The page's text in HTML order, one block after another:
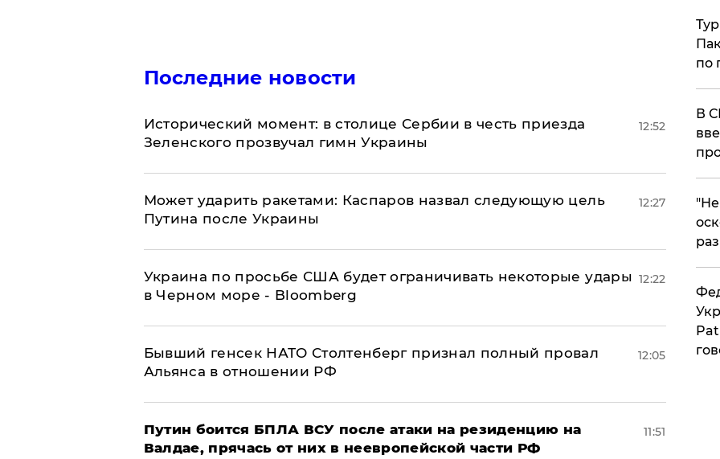
Последние новости
Исторический момент: в столице Сербии в честь приезда
Зеленского прозвучал гимн Украины
12:52
Может ударить ракетами: Каспаров назвал следующую цель
Путина после Украины
12:27
Украина по просьбе США будет ограничивать некоторые удары
в Черном море - Bloomberg
12:22
Бывший генсек НАТО Столтенберг признал полный провал
Альянса в отношении РФ
12:05
Путин боится БПЛА ВСУ после атаки на резиденцию на
Валдае, прячась от них в неевропейской части РФ
11:51
по
В